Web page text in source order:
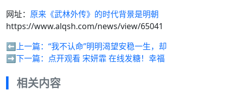
网址： 原来《武林外传》的时代背景是明朝
https://www.alqsh.com/news/view/65041
⬅️上一篇： “我不认命”明明渴望安稳一生，却
➡️下一篇： 点开观看 宋妍霏 在线发糖！幸福
相关内容